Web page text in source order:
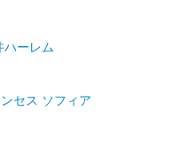
ーレム
セス ソフィア